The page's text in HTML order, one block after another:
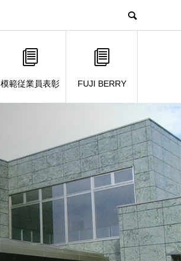
模範従業員表彰 FUJI BERRY